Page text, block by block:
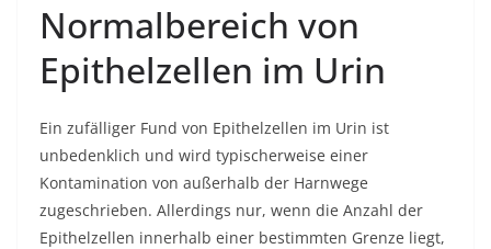
Normalbereich von
Epithelzellen im Urin
Ein zufälliger Fund von Epithelzellen im Urin ist
unbedenklich und wird typischerweise einer
Kontamination von außerhalb der Harnwege
zugeschrieben. Allerdings nur, wenn die Anzahl der
Epithelzellen innerhalb einer bestimmten Grenze liegt,